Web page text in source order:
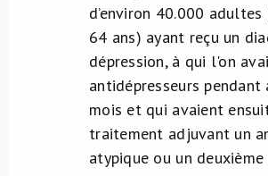
d’environ 40.000
64 ans) ayant reçu un
dépression, à qui l'on
antidépresseurs
mois et qui avaient
traitement adjuvant un
atypique ou un